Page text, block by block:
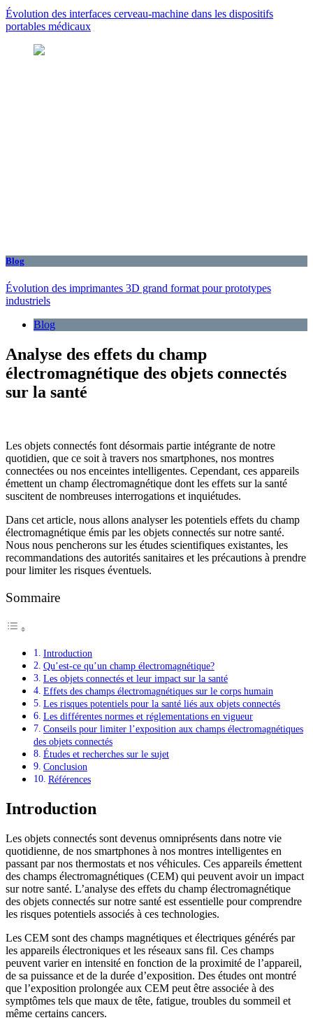
Évolution des interfaces cerveau-machine dans les dispositifs
portables médicaux
Blog
Évolution des imprimantes 3D grand format pour prototypes
industriels
Blog
Analyse des effets du champ
électromagnétique des objets connectés
sur la santé
Les objets connectés font désormais partie intégrante de notre
quotidien, que ce soit à travers nos smartphones, nos montres
connectées ou nos enceintes intelligentes. Cependant, ces appareils
émettent un champ électromagnétique dont les effets sur la santé
suscitent de nombreuses interrogations et inquiétudes.
Dans cet article, nous allons analyser les potentiels effets du champ
électromagnétique émis par les objets connectés sur notre santé.
Nous nous pencherons sur les études scientifiques existantes, les
recommandations des autorités sanitaires et les précautions à prendre
pour limiter les risques éventuels.
Sommaire
Introduction
Qu’est-ce qu’un champ électromagnétique?
Les objets connectés et leur impact sur la santé
Effets des champs électromagnétiques sur le corps humain
Les risques potentiels pour la santé liés aux objets connectés
Les différentes normes et réglementations en vigueur
Conseils pour limiter l’exposition aux champs électromagnétiques
des objets connectés
Études et recherches sur le sujet
Conclusion
Références
Introduction
Les objets connectés sont devenus omniprésents dans notre vie
quotidienne, de nos smartphones à nos montres intelligentes en
passant par nos thermostats et nos véhicules. Ces appareils émettent
des champs électromagnétiques (CEM) qui peuvent avoir un impact
sur notre santé. L’analyse des effets du champ électromagnétique
des objets connectés sur notre santé est essentielle pour comprendre
les risques potentiels associés à ces technologies.
Les CEM sont des champs magnétiques et électriques générés par
les appareils électroniques et les réseaux sans fil. Ces champs
peuvent varier en intensité en fonction de la proximité de l’appareil,
de sa puissance et de la durée d’exposition. Des études ont montré
que l’exposition prolongée aux CEM peut être associée à des
symptômes tels que maux de tête, fatigue, troubles du sommeil et
même certains cancers.